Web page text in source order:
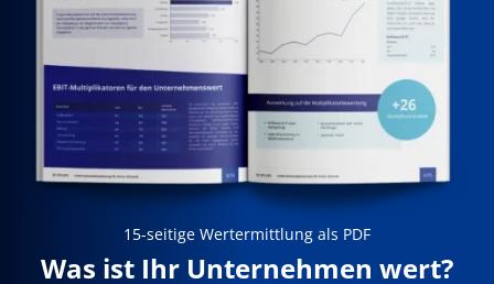
15-seitige Wertermittlung als PDF
Was ist Ihr Unternehmen wert?